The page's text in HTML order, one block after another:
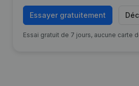
Essayer gratuitement
Essai gratuit de 7 jours, aucune carte